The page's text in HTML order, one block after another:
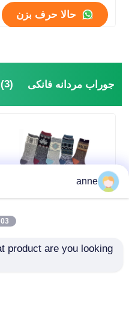
حالا حرف بزن
جوراب مردانه فانکی (3)
ژاکارد ملانژ جوراب زنانه
anne
AM
product are you looking